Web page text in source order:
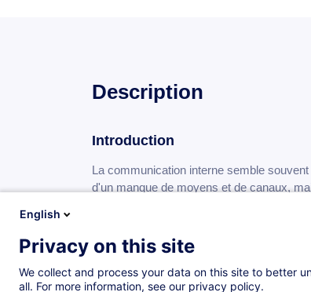
Description
Introduction
La communication interne semble
d'un manque de moyens et de canaux,
Communiquer et informer ne sont pas
interne efficace reflète une culture
niveaux d'ouverture et de transparence
English
Privacy on this site
We collect and process your data on this site to better
all. For more information, see our privacy policy.